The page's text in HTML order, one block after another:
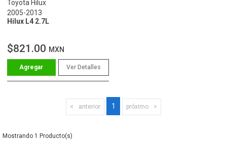
Toyota Hilux
2005-2013
Hilux L4 2.7L
$821.00 MXN
Ver Detalles
anterior 1 próximo
1